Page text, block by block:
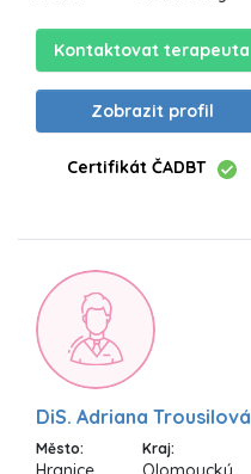
Kontaktovat terapeuta
Zobrazit profil
Certifikát ČADBT
DiS. Adriana Trousilová
Město: Kraj: